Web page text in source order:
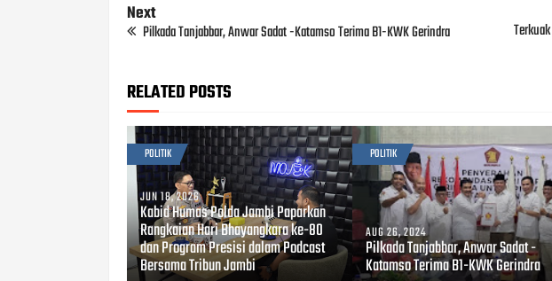
Next
Pilkada Tanjabbar, Anwar Sadat -Katamso Terima B1-KWK Gerindra
RELATED POSTS
POLITIK
JUN 18, 2026
Kabid Humas Polda Jambi Paparkan
Rangkaian Hari Bhayangkara ke-80
dan Program Presisi dalam Podcast
Bersama Tribun Jambi
POLITIK
AUG 26, 2024
Pilkada Tanjabbar, Anwar Sadat -
Katamso Terima B1-KWK Gerindra